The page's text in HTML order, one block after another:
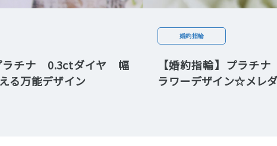
ラチナ 0.3ctダイヤ 幅
る万能デザイン
婚約指輪
【婚約指輪】プラチ
ラワーデザイン☆メレ